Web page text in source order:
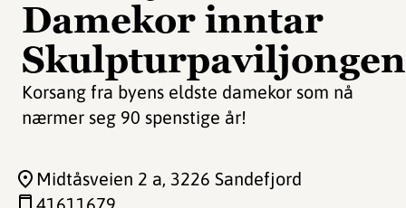
Damekor inntar
Skulpturpaviljongen
Korsang fra byens eldste damekor som nå
nærmer seg 90 spenstige år!
Midtåsveien 2 a, 3226 Sandefjord